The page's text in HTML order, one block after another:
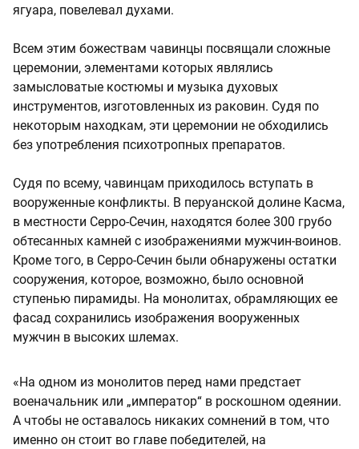
ягуара, повелевал духами.
Всем этим божествам чавинцы посвящали сложные
церемонии, элементами которых являлись
замысловатые костюмы и музыка духовых
инструментов, изготовленных из раковин. Судя по
некоторым находкам, эти церемонии не обходились
без употребления психотропных препаратов.
Судя по всему, чавинцам приходилось вступать в
вооруженные конфликты. В перуанской долине Касма,
в местности Серро-Сечин, находятся более 300 грубо
обтесанных камней с изображениями мужчин-воинов.
Кроме того, в Серро-Сечин были обнаружены остатки
сооружения, которое, возможно, было основной
ступенью пирамиды. На монолитах, обрамляющих ее
фасад сохранились изображения вооруженных
мужчин в высоких шлемах.
«На одном из монолитов перед нами предстает
военачальник или „император“ в роскошном одеянии.
А чтобы не оставалось никаких сомнений в том, что
именно он стоит во главе победителей, на